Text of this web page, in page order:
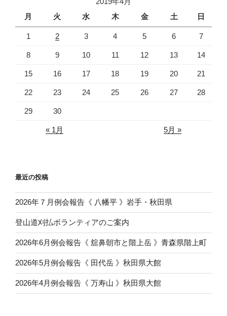
月
火 水 木 金 土 日
1 2 3 4 5 6 7
8 9 10 11 12 13 14
15 16 17 18 19 20 21
22 23 24 25 26 27 28
29 30
« 1月 5月 »
最近の投稿
2026年７月例会報告《 八幡平 》岩手・秋田県
登山道刈払ボランティアのご案内
2026年6月例会報告《 舘鼻朝市と階上岳 》青森県階上町
2026年5月例会報告《 田代岳 》秋田県大館
2026年4月例会報告《 万寿山 》秋田県大館